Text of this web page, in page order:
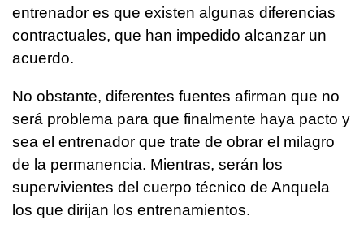
entrenador es que existen algunas diferencias
contractuales, que han impedido alcanzar un
acuerdo.
No obstante, diferentes fuentes afirman que no
será problema para que finalmente haya pacto y
sea el entrenador que trate de obrar el milagro
de la permanencia. Mientras, serán los
supervivientes del cuerpo técnico de Anquela
los que dirijan los entrenamientos.